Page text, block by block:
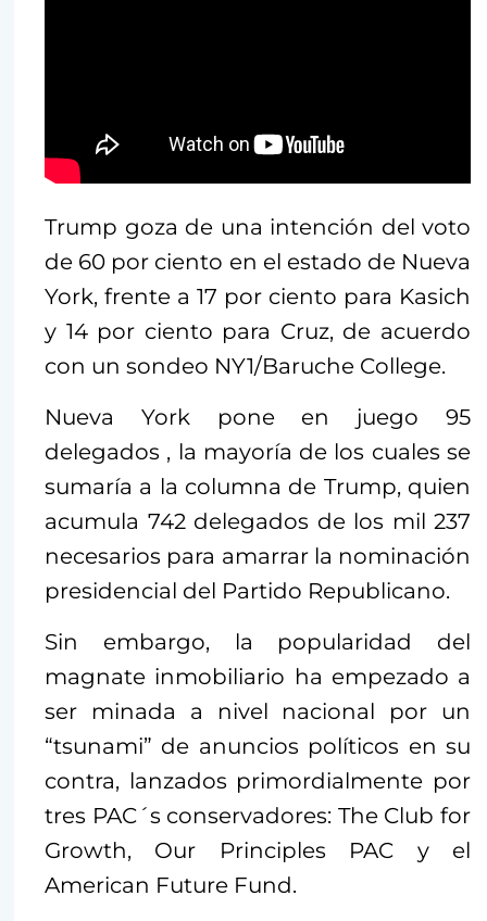
Trump goza de una intención del voto
de 60 por ciento en el estado de Nueva
York, frente a 17 por ciento para Kasich
y 14 por ciento para Cruz, de acuerdo
con un sondeo NY1/Baruche College.
Nueva York pone en juego 95
delegados , la mayoría de los cuales se
sumaría a la columna de Trump, quien
acumula 742 delegados de los mil 237
necesarios para amarrar la nominación
presidencial del Partido Republicano.
Sin embargo, la popularidad del
magnate inmobiliario ha empezado a
ser minada a nivel nacional por un
“tsunami” de anuncios políticos en su
contra, lanzados primordialmente por
tres PAC´s conservadores: The Club for
Growth, Our Principles PAC y el
American Future Fund.